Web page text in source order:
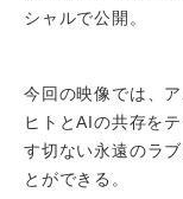
シャルで公開。
今回の映像では、
ヒトとAIの共存を
す切ない永遠のラ
とができる。